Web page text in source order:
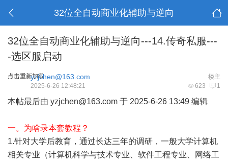
32位全自动商业化辅助与逆向
32位全自动商业化辅助与逆向---14.传奇私服---
-选区服启动
点击重新加载 楼主
yzjchen@163.com
623 1
2025-6-26 12:48:21
本帖最后由 yzjchen@163.com 于 2025-6-26 13:49 编辑
一。为啥录本套教程？
1.针对大学后教育，通过长达三年的调研，一般大学计算机
相关专业（计算机科学与技术专业、软件工程专业、网络工